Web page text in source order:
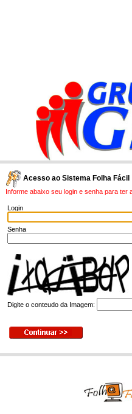
Acesso ao Sistema Folha Fácil
Informe abaixo seu login e senha para ter
Login
Senha
Digite o conteudo da Imagem: